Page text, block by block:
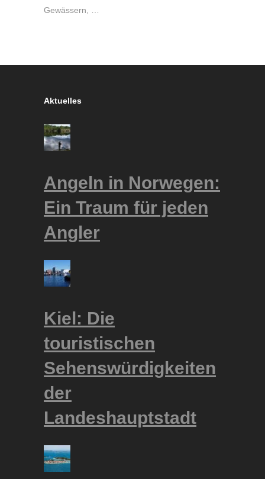
Gewässern, …
Aktuelles
Angeln in Norwegen:
Ein Traum für jeden
Angler
Kiel: Die
touristischen
Sehenswürdigkeiten
der
Landeshauptstadt